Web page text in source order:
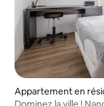
Appartement en
Dominez la ville !